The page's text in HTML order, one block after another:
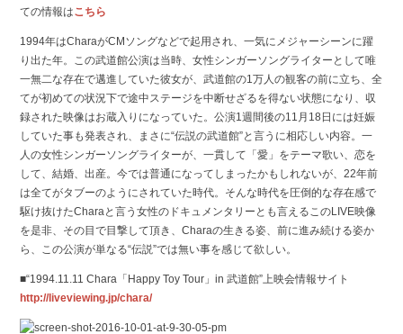
ての情報はこちら
1994年はCharaがCMソングなどで起用され、一気にメジャーシーンに躍
り出た年。この武道館公演は当時、女性シンガーソングライターとして唯
一無二な存在で邁進していた彼女が、武道館の1万人の観客の前に立ち、全
てが初めての状況下で途中ステージを中断せざるを得ない状態になり、収
録された映像はお蔵入りになっていた。公演1週間後の11月18日には妊娠
していた事も発表され、まさに“伝説の武道館”と言うに相応しい内容。一
人の女性シンガーソングライターが、一貫して「愛」をテーマ歌い、恋を
して、結婚、出産。今では普通になってしまったかもしれないが、22年前
は全てがタブーのようにされていた時代。そんな時代を圧倒的な存在感で
駆け抜けたCharaと言う女性のドキュメンタリーとも言えるこのLIVE映像
を是非、その目で目撃して頂き、Charaの生きる姿、前に進み続ける姿か
ら、この公演が単なる“伝説”では無い事を感じて欲しい。
■“1994.11.11 Chara「Happy Toy Tour」in 武道館”上映会情報サイト
http://liveviewing.jp/chara/